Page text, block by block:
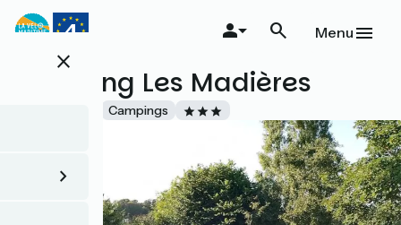
Aller
au
principalclose
Menu
Camping Les Madières
Campings